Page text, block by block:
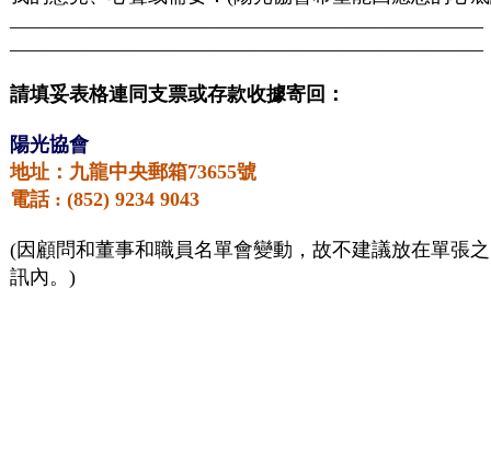
請填妥表格連同支票或存款收據寄回：
陽光協會
地址：九龍中央郵箱73655號
電話: (852) 9234 9043
(因顧問和董事和職員名單會變動，故不建議放在單張
訊內。 )